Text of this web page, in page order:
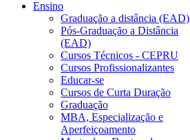
Ensino
Graduação a distância (EAD)
Pós-Graduação a Distância
(EAD)
Cursos Técnicos - CEPRU
Cursos Profissionalizantes
Educar-se
Cursos de Curta Duração
Graduação
MBA, Especialização e
Aperfeiçoamento